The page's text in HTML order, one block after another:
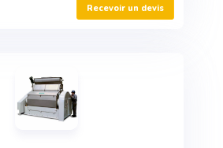
Recevoir un devis